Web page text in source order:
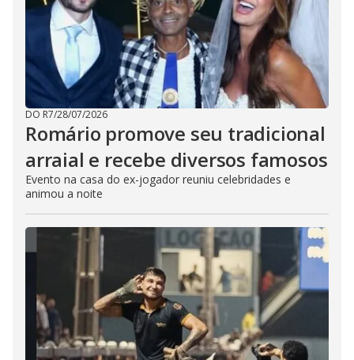
DO R7/28/07/2026
Romário promove seu tradicional
arraial e recebe diversos famosos
Evento na casa do ex-jogador reuniu celebridades e
animou a noite